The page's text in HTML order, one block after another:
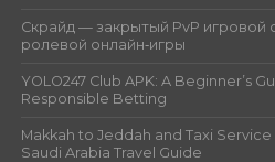
Скрайд — закрытый PvP игровой
ролевой онлайн‑игры
YOLO247 Club APK: A Beginner’s
Responsible Betting
Makkah to Jeddah and Taxi
Saudi Arabia Travel Guide